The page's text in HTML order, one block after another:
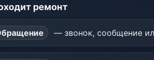
ремонт
— звонок, сообщение